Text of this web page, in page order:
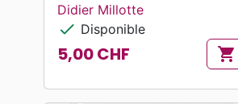
Didier Millotte
check Disponible
Prix
5,00 CHF shopping_cart